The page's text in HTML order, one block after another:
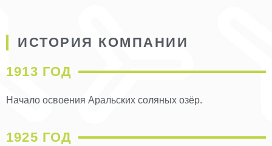
ИСТОРИЯ КОМПАНИИ
1913 ГОД
Начало освоения Аральских соляных озёр.
1925 ГОД